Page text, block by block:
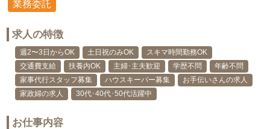
業務委託
求人の特徴
週2〜3日からOK 土日祝のみOK
スキマ時間勤務OK
交通費支給
扶養内OK 主婦･主夫歓迎 学歴不問
年齢不問
家事代行スタッフ募集
ハウスキーパー募集
お手伝いさんの求人
家政婦の求人
30代･40代･50代活躍中
お仕事内容